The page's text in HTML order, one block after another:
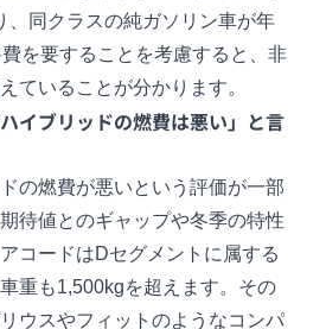
、同クラスの純ガソリン車が年
を要することを考慮すると、非
ていることが分かります。
イブリッドの燃費は悪い」と言
の燃費が悪いという評価が一部
待値とのギャップや冬季の特性
コードはDセグメントに属する
重も1,500kgを超えます。その
ウスやフィットのようなコンパ